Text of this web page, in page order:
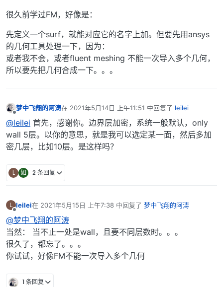
很久前学过FM，好像是：
先定义一个surf，就能对应它的名字上加。但要先用ansys
的几何工具处理一下，因为：
或者我不会，或者fluent meshing 不能一次导入多个几何，
所以要先把几何合成一下。。。
梦中飞翔的阿涛在 2021年5月14日 上午11:51 中回复了 leilei
最后由 编辑
@leilei 首先，感谢你。边界层加密，系统一般默认，only
wall 5层。以你的意思，就是我可以选定某一面，然后多加
密几层，比如10层。是这样吗？
L 如 2 条回复
L
离线
leilei在 2021年5月15日 上午7:38 中回复了 梦中飞翔的阿涛
最后由 编辑
@梦中飞翔的阿涛
当然： 当不止一处是wall，且要不同层数时。。。
很久了，都忘了。。。
你试试，好像FM不能一次导入多个几何
1 条回复